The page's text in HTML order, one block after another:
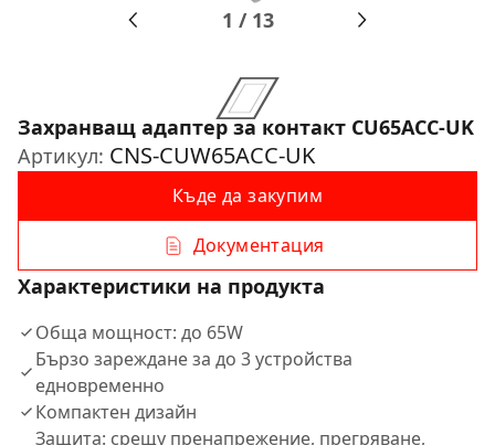
1 / 13
Захранващ адаптер за контакт CU65ACC-UK
Артикул: CNS-CUW65ACC-UK
Къде да закупим
Документация
Характеристики на продукта
Обща мощност: до 65W
Бързо зареждане за до 3 устройства
едновременно
Компактен дизайн
Защита: срещу пренапрежение, прегряване,